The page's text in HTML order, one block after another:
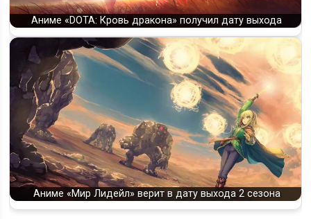
Аниме «DOTA: Кровь дракона» получил дату выхода
Аниме «Мир Лидейл» верит в дату выхода 2 сезона